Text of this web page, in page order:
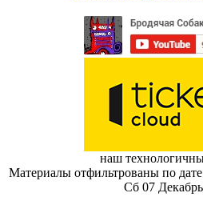
наш
Материалы отфильтрованы по
Сб 07